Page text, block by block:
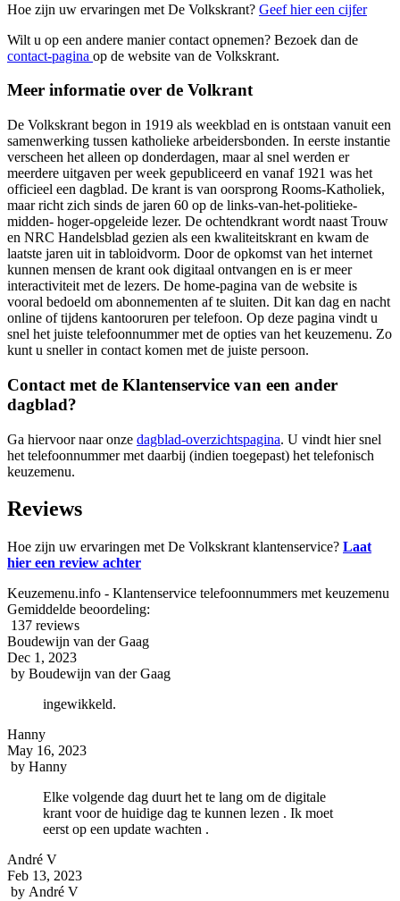
Hoe zijn uw ervaringen met De Volkskrant? Geef hier een cijfer
Wilt u op een andere manier contact opnemen? Bezoek dan de
contact-pagina op de website van de Volkskrant.
Meer informatie over de Volkrant
De Volkskrant begon in 1919 als weekblad en is ontstaan vanuit een
samenwerking tussen katholieke arbeidersbonden. In eerste instantie
verscheen het alleen op donderdagen, maar al snel werden er
meerdere uitgaven per week gepubliceerd en vanaf 1921 was het
officieel een dagblad. De krant is van oorsprong Rooms-Katholiek,
maar richt zich sinds de jaren 60 op de links-van-het-politieke-
midden- hoger-opgeleide lezer. De ochtendkrant wordt naast Trouw
en NRC Handelsblad gezien als een kwaliteitskrant en kwam de
laatste jaren uit in tabloidvorm. Door de opkomst van het internet
kunnen mensen de krant ook digitaal ontvangen en is er meer
interactiviteit met de lezers. De home-pagina van de website is
vooral bedoeld om abonnementen af te sluiten. Dit kan dag en nacht
online of tijdens kantooruren per telefoon. Op deze pagina vindt u
snel het juiste telefoonnummer met de opties van het keuzemenu. Zo
kunt u sneller in contact komen met de juiste persoon.
Contact met de Klantenservice van een ander
dagblad?
Ga hiervoor naar onze dagblad-overzichtspagina. U vindt hier snel
het telefoonnummer met daarbij (indien toegepast) het telefonisch
keuzemenu.
Reviews
Hoe zijn uw ervaringen met De Volkskrant klantenservice? Laat
hier een review achter
Keuzemenu.info - Klantenservice telefoonnummers met keuzemenu
Gemiddelde beoordeling:
137 reviews
Boudewijn van der Gaag
Dec 1, 2023
by Boudewijn van der Gaag
ingewikkeld.
Hanny
May 16, 2023
by Hanny
Elke volgende dag duurt het te lang om de digitale
krant voor de huidige dag te kunnen lezen . Ik moet
eerst op een update wachten .
André V
Feb 13, 2023
by André V